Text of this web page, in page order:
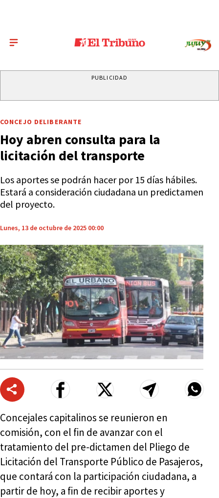
PUBLICIDAD
CONCEJO DELIBERANTE
Hoy abren consulta para la
licitación del transporte
Los aportes se podrán hacer por 15 días hábiles.
Estará a consideración ciudadana un predictamen
del proyecto.
Lunes, 13 de octubre de 2025 00:00
Concejales capitalinos se reunieron en
comisión, con el fin de avanzar con el
tratamiento del pre-dictamen del Pliego de
Licitación del Transporte Público de Pasajeros,
que contará con la participación ciudadana, a
partir de hoy, a fin de recibir aportes y